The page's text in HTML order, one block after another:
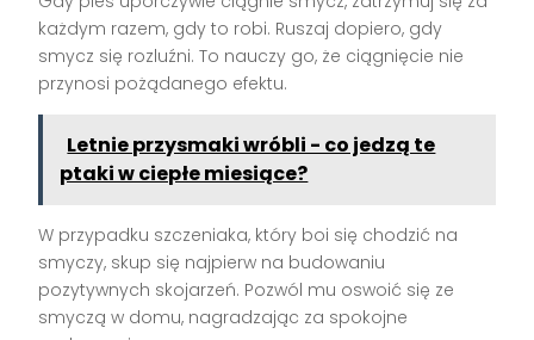
każdym razem, gdy to robi. Ruszaj dopiero, gdy
smycz się rozluźni. To nauczy go, że ciągnięcie nie
przynosi pożądanego efektu.
Letnie przysmaki wróbli - co jedzą te
ptaki w ciepłe miesiące?
W przypadku szczeniaka, który boi się chodzić na
smyczy, skup się najpierw na budowaniu
pozytywnych skojarzeń. Pozwól mu oswoić się ze
smyczą w domu, nagradzając za spokojne